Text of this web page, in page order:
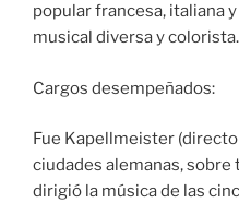
popular francesa, italiana
musical diversa y colorista.
Cargos desempeñados:
Fue Kapellmeister
ciudades alemanas, sobre
dirigió la música de las